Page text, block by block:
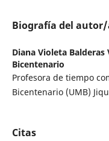
Biografía del
Diana Violeta Balderas
Bicentenario
Profesora de tiempo
Bicentenario (UMB)
Citas